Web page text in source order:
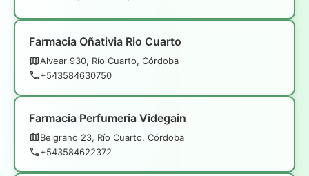
Farmacia Oñativia Rio Cuarto
Alvear 930, Río Cuarto, Córdoba
+543584630750
Farmacia Perfumeria Videgain
Belgrano 23, Río Cuarto, Córdoba
+543584622372